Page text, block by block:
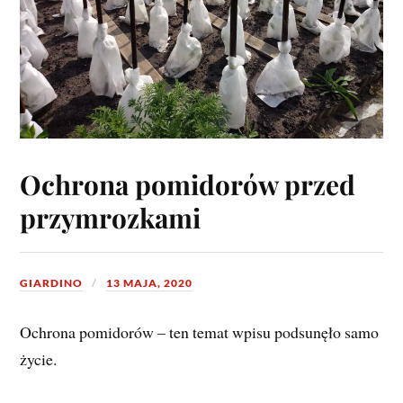
Ochrona pomidorów przed
przymrozkami
GIARDINO 13 MAJA, 2020
Ochrona pomidorów – ten temat wpisu podsunęło samo
życie.